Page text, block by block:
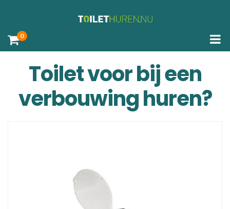
0
Toilet voor bij een
verbouwing huren?